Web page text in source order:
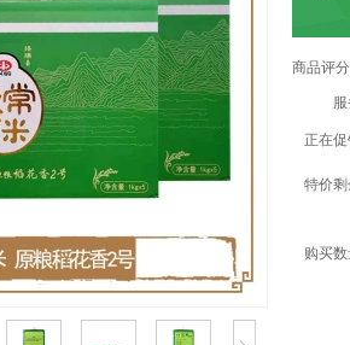
商品评
正在
特价
购买